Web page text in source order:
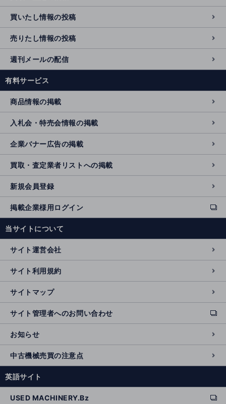
買いたし情報の投稿
売りたし情報の投稿
週刊メールの配信
有料サービス
商品情報の掲載
入札会・特売会情報の掲載
企業バナー広告の掲載
買取・査定業者リストへの掲載
新規会員登録
掲載企業様用ログイン
ext
e
n
al
si
t
e
当サイトについて
サイト運営会社
サイト利用規約
サイトマップ
サイト管理者へのお問い合わせ
ext
e
r
n
al
si
e
お知らせ
中古機械売買の注意点
英語サイト
USED MACHINERY.Bz ext